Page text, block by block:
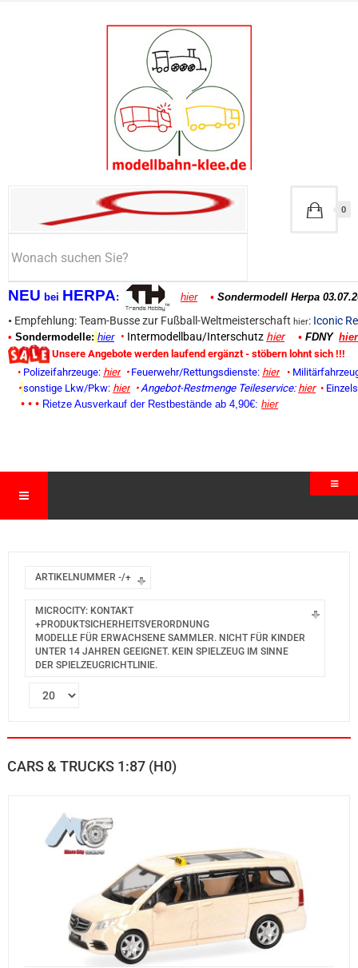
NEU bei HERPA: hier • Sondermodell Herpa
• Empfehlung: Team-Busse zur Fußball-Weltmeisterschaft hier: Iconic
• Sondermodelle: hier • Intermodellbau/Interschutz hier • FDNY hier
Unsere Angebote werden laufend ergänzt - stöbern lohnt sich !!!
• Polizeifahrzeuge: hier • Feuerwehr/Rettungsdienste: hier •
• sonstige Lkw/Pkw: hier • Angebot-Restmenge Teileservice: hier •
• • • Rietze Ausverkauf der Restbestände ab 4,90€: hier
0
ARTIKELNUMMER -/+
MICROCITY: KONTAKT
+PRODUKTSICHERHEITSVERORDNUNG
MODELLE FÜR ERWACHSENE SAMMLER. NICHT FÜR KINDER
UNTER 14 JAHREN GEEIGNET. KEIN SPIELZEUG IM SINNE
DER SPIELZEUGRICHTLINIE.
CARS & TRUCKS 1:87 (H0)